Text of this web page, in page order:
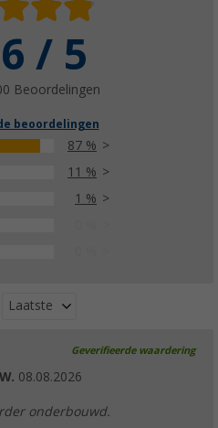
/ 5
Beoordelingen
beoordelingen
87 %
11 %
1 %
Laatste
Geverifieerde waardering
08.08.2026
onderbouwd.